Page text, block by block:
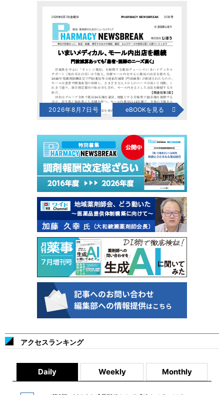
2026年8月7日号 eBOOKを見る
アクセスランキング
Daily Weekly Monthly